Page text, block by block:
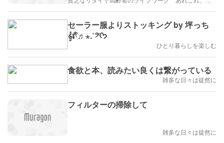
セーラー服よりストッキング by 坪っち
𝄞⨾𓍢ִ໋♬⋆.˚𝄢ᡣ𐭩
ひとり暮らしを楽しむ
食欲と本、読みたい良くは繋がっている
雑多な日々は徒然に
フィルターの掃除して
雑多な日々は徒然に